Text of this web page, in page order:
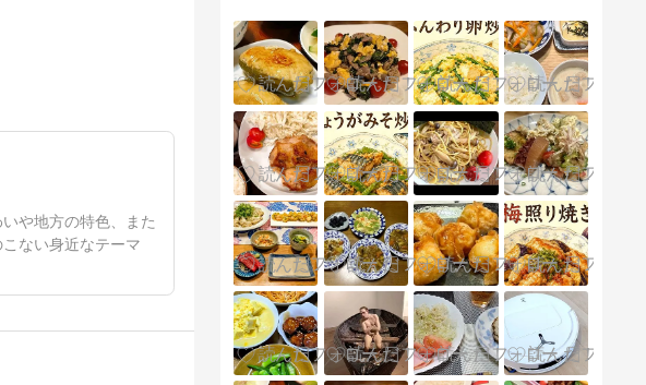
や地方の特色、また
ない身近なテーマ